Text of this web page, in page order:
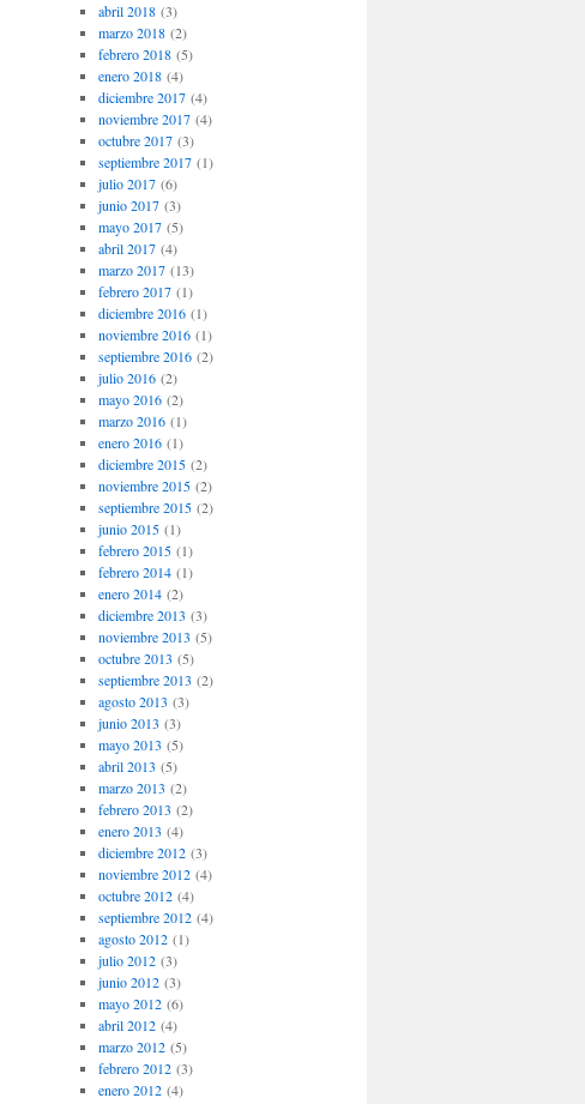
abril 2018(3)
marzo 2018(2)
febrero 2018(5)
enero 2018(4)
diciembre 2017(4)
noviembre 2017(4)
octubre 2017(3)
septiembre 2017(1)
julio 2017(6)
junio 2017(3)
mayo 2017(5)
abril 2017(4)
marzo 2017(13)
febrero 2017(1)
diciembre 2016(1)
noviembre 2016(1)
septiembre 2016(2)
julio 2016(2)
mayo 2016(2)
marzo 2016(1)
enero 2016(1)
diciembre 2015(2)
noviembre 2015(2)
septiembre 2015(2)
junio 2015(1)
febrero 2015(1)
febrero 2014(1)
enero 2014(2)
diciembre 2013 (3)
noviembre 2013 (5)
octubre 2013 (5)
septiembre 2013 (2)
agosto 2013 (3)
junio 2013 (3)
mayo 2013 (5)
abril 2013 (5)
marzo 2013 (2)
febrero 2013 (2)
enero 2013 (4)
diciembre 2012(3)
noviembre 2012(4)
octubre 2012(4)
septiembre 2012(4)
agosto 2012(1)
julio 2012(3)
junio 2012(3)
mayo 2012(6)
abril 2012(4)
marzo 2012(5)
febrero 2012(3)
enero 2012(4)